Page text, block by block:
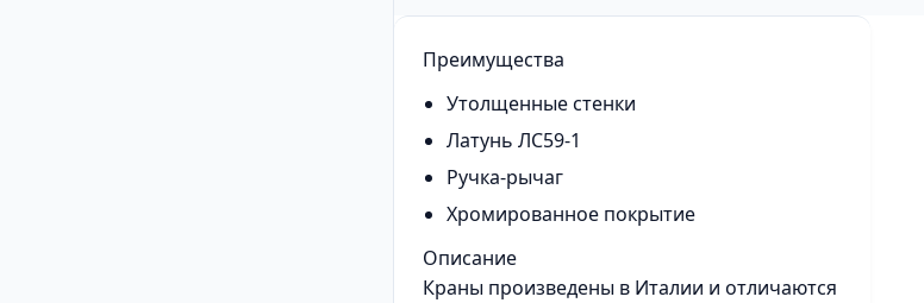
Преимущества
Утолщенные стенки
Латунь ЛС59-1
Ручка-рычаг
Хромированное покрытие
Описание
Краны произведены в Италии и отличаются